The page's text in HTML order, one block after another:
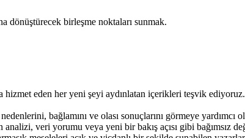
dönüştürecek birleşme noktaları sunmak.
eden her yeni şeyi aydınlatan içerikleri teşvik
bağlamını ve olası sonuçlarını görmeye yardımcı
veri yorumu veya yeni bir bakış açısı gibi bağımsız